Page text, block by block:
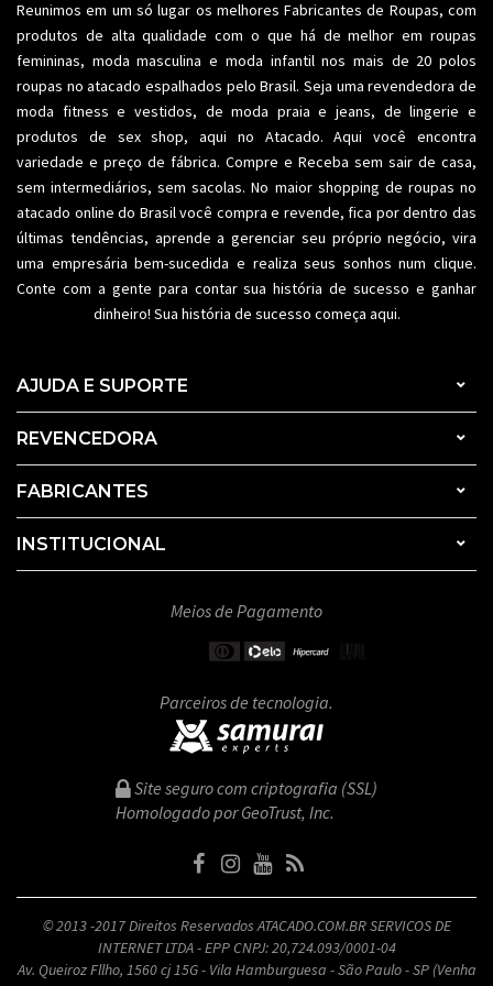
Reunimos em um só lugar os melhoresFabricantes de Roupas, com
produtos de alta qualidade com o que há de melhor em roupas
femininas, moda masculina e moda infantil nos mais de 20 polos
roupas no atacado espalhados pelo Brasil. Seja uma revendedora de
moda fitness e vestidos, de moda praia e jeans, de lingerie e
produtos de sex shop, aqui no Atacado. Aqui você encontra
variedade e preço de fábrica. Compre e Receba sem sair de casa,
sem intermediários, sem sacolas. No maior shopping de roupas no
atacado online do Brasil você compra e revende, fica por dentro das
últimas tendências, aprende a gerenciar seu próprio negócio, vira
uma empresária bem-sucedida e realiza seus sonhos num clique.
Conte com a gente para contar sua história de sucesso e ganhar
dinheiro! Sua história de sucesso começa aqui.
AJUDA E SUPORTE
REVENCEDORA
FABRICANTES
INSTITUCIONAL
Meios de Pagamento
Parceiros de tecnologia.
Site seguro com criptografia (SSL)
Homologado por GeoTrust, Inc.
© 2013 -2017 Direitos Reservados ATACADO.COM.BR SERVICOS DE
INTERNET LTDA - EPP CNPJ: 20,724.093/0001-04
Av. Queiroz Fllho, 1560 cj 15G - Vila Hamburguesa - São Paulo - SP (Venha